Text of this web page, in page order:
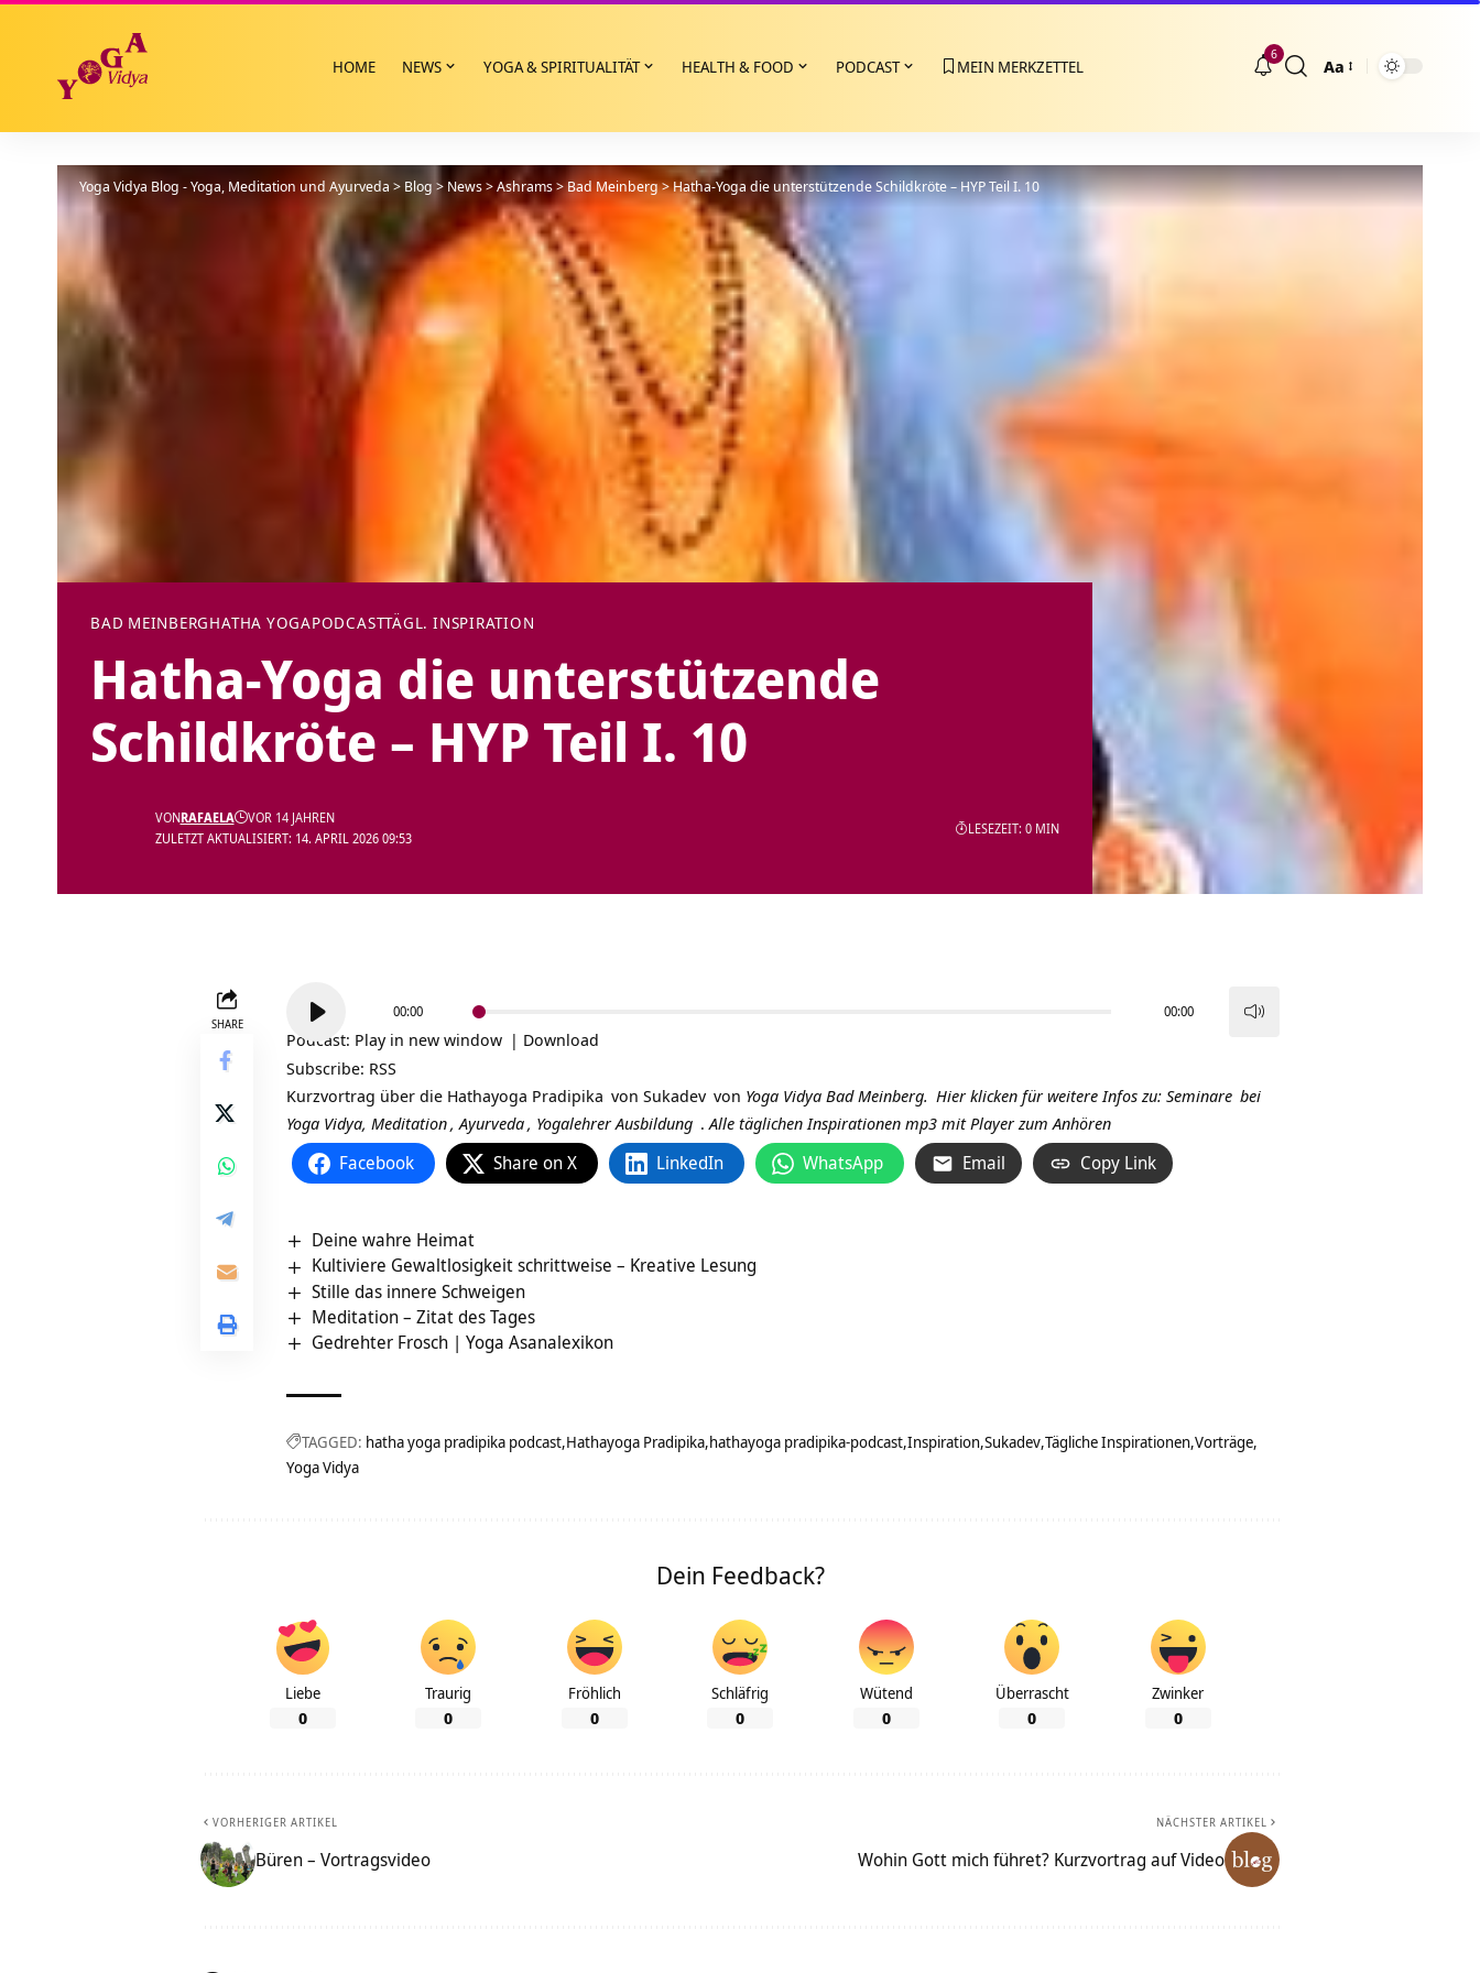
HOME NEWS YOGA & SPIRITUALITÄT HEALTH & FOOD PODCAST MEIN MERKZETTEL
6
Größenänderung
Aa
Yoga Vidya Blog - Yoga, Meditation und Ayurveda > Blog >News>Ashrams>Bad Meinberg>Hatha-Yoga die unterstützende Schildkröte – HYP Teil I. 10
BAD MEINBERGHATHA YOGAPODCASTTÄGL. INSPIRATION
Hatha-Yoga die unterstützende
Schildkröte – HYP Teil I. 10
ZULETZT AKTUALISIERT: 14. APRIL 2026 09:53
VONRAFAELA VOR 14 JAHREN
LESEZEIT: 0 MIN
SHARE
Player
00:00 00:00
Podcast: Play in new window | Download
Subscribe: RSS
Kurzvortrag über die Hathayoga Pradipika von Sukadev von Yoga Vidya Bad Meinberg. Hier klicken für weitere Infos zu: Seminare bei
Yoga Vidya, Meditation,Ayurveda, Yogalehrer Ausbildung .Alle täglichen Inspirationen mp3 mit Player zum Anhören
Facebook Share on X LinkedIn WhatsApp Email Copy Link
Deine wahre Heimat
Kultiviere Gewaltlosigkeit schrittweise – Kreative Lesung
Stille das innere Schweigen
Meditation – Zitat des Tages
Gedrehter Frosch | Yoga Asanalexikon
TAGGED: hatha yoga pradipika podcast Hathayoga Pradipika hathayoga pradipika-podcast Inspiration Sukadev Tägliche Inspirationen Vorträge
Yoga Vidya
Dein Feedback?
Liebe
0
Traurig
0
Fröhlich
0
Schläfrig
0
Wütend
0
Überrascht
0
Zwinker
0
VORHERIGER ARTIKEL
Büren‏‎ – Vortragsvideo
NÄCHSTER ARTIKEL
Wohin Gott mich führet? Kurzvortrag auf Video